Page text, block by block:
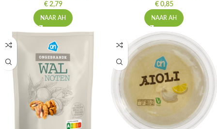
€2,79
NAAR AH
€0,85
NAAR AH